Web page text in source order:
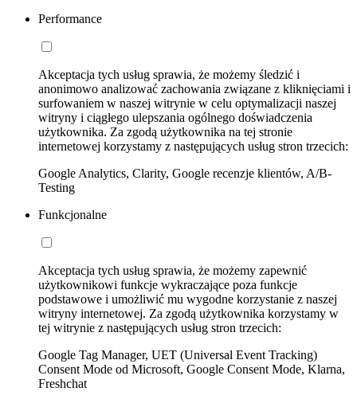
Performance
Akceptacja tych usług sprawia, że możemy śledzić i
anonimowo analizować zachowania związane z kliknięciami i
surfowaniem w naszej witrynie w celu optymalizacji naszej
witryny i ciągłego ulepszania ogólnego doświadczenia
użytkownika. Za zgodą użytkownika na tej stronie
internetowej korzystamy z następujących usług stron trzecich:
Google Analytics, Clarity, Google recenzje klientów, A/B-
Testing
Funkcjonalne
Akceptacja tych usług sprawia, że możemy zapewnić
użytkownikowi funkcje wykraczające poza funkcje
podstawowe i umożliwić mu wygodne korzystanie z naszej
witryny internetowej. Za zgodą użytkownika korzystamy w
tej witrynie z następujących usług stron trzecich:
Google Tag Manager, UET (Universal Event Tracking)
Consent Mode od Microsoft, Google Consent Mode, Klarna,
Freshchat